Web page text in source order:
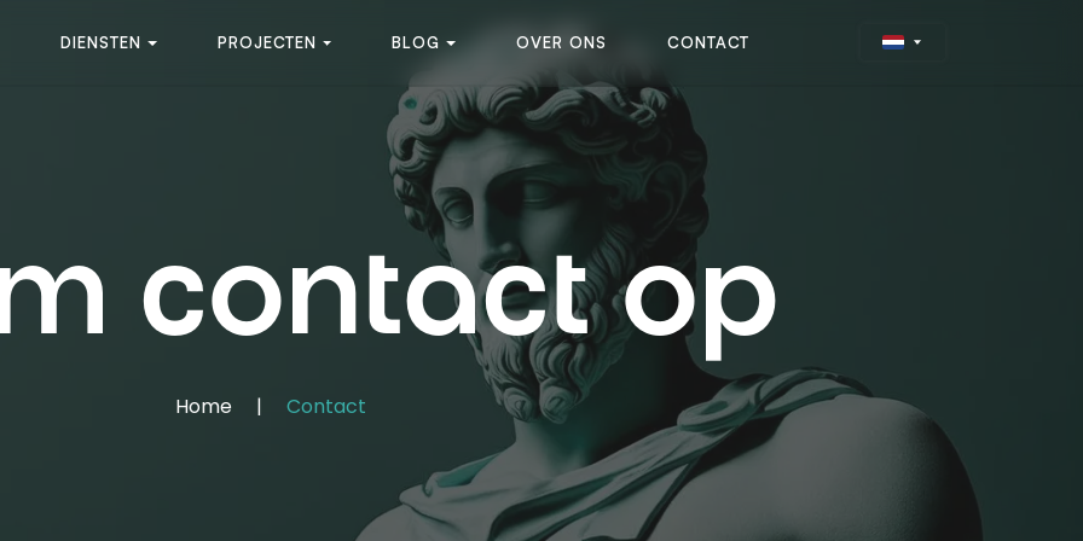
DIENSTEN PROJECTEN BLOG OVER ONS CONTACT
contact op
Home | Contact